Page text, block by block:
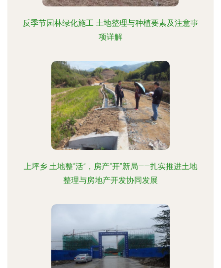
反季节园林绿化施工 土地整理与种植要素及注意事
项详解
上坪乡 土地整“活”，房产“开”新局——扎实推进土地
整理与房地产开发协同发展